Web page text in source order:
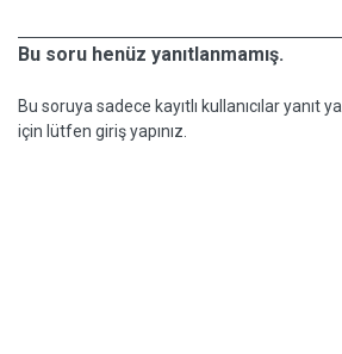
Bu soru henüz yanıtlanmamış.
Bu soruya sadece kayıtlı kullanıcılar yanıt
için lütfen giriş yapınız.